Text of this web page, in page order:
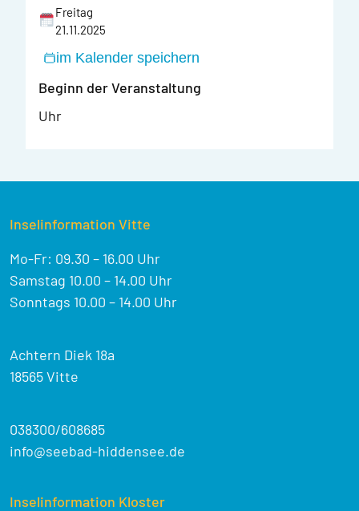
Freitag
21.11.2025
im Kalender speichern
Beginn der Veranstaltung
Uhr
Inselinformation Vitte
Mo-Fr: 09.30 – 16.00 Uhr
Samstag 10.00 – 14.00 Uhr
Sonntags 10.00 – 14.00 Uhr
Achtern Diek 18a
18565 Vitte
038300/608685
info@seebad-hiddensee.de
Inselinformation Kloster